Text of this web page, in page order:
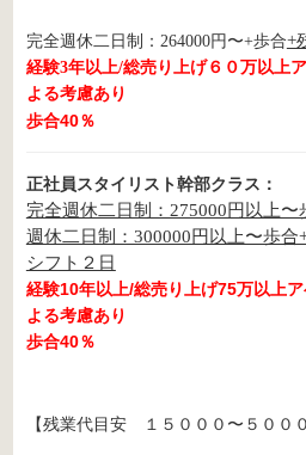
完全週休二日制：264000円〜+歩合+
経験3年以上/総売り上げ６０万以上
よる考慮あり
歩合40％
正社員スタイリスト幹部クラス：
完全週休二日制：275000円以上〜
週休二日制：300000円以上〜歩合
シフト２日
経験10年以上/総売り上げ75万以上
よる考慮あり
歩合40％
【残業代目安 １５０００〜５０００